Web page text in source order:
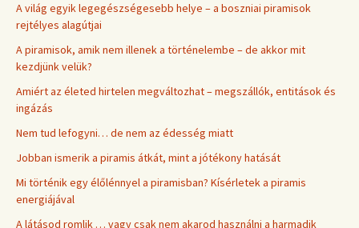
A világ egyik legegészségesebb helye – a boszniai piramisok
rejtélyes alagútjai
A piramisok, amik nem illenek a történelembe – de akkor mit
kezdjünk velük?
Amiért az életed hirtelen megváltozhat – megszállók, entitások és
ingázás
Nem tud lefogyni… de nem az édesség miatt
Jobban ismerik a piramis átkát, mint a jótékony hatását
Mi történik egy élőlénnyel a piramisban? Kísérletek a piramis
energiájával
A látásod romlik … vagy csak nem akarod használni a harmadik